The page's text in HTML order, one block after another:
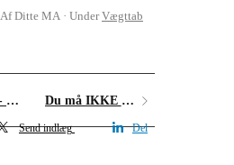
Af Ditte MA UnderVægttab
Så er der forår- og overspisninger i luften Du må IKKE pjække!
Send indlæg
Del